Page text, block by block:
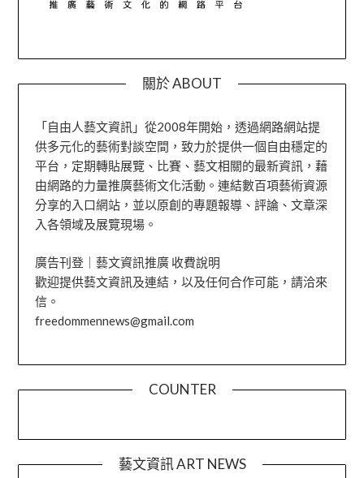
關於 ABOUT
「自由人藝文資訊」從2008年開始，透過網路網站提
供多元化的藝術對談空間，致力於提供一個自由穩定的
平台，定期轉貼展覽、比賽、藝文相關的最新資訊，藉
由網路的力量推廣藝術文化活動。連結數百項藝術資源
分享的入口網站，並以原創的專題報導、評論、文章深
入各領域及展覽現場。
廣告刊登｜藝文資訊推廣 收費說明
歡迎提供藝文資訊及連結，以及任何合作可能，請洽來
信。
freedommennews@gmail.com
COUNTER
藝文資訊 ART NEWS